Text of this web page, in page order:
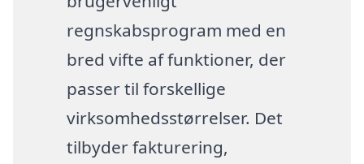
regnskabsprogram med en
bred vifte af funktioner, der
passer til forskellige
virksomhedsstørrelser. Det
tilbyder fakturering,